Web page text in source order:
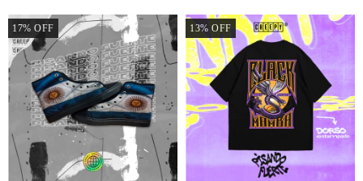
17% OFF 13% OFF